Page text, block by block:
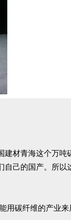
建材青海这个万
自己的国产。所以
用碳纤维的产业来